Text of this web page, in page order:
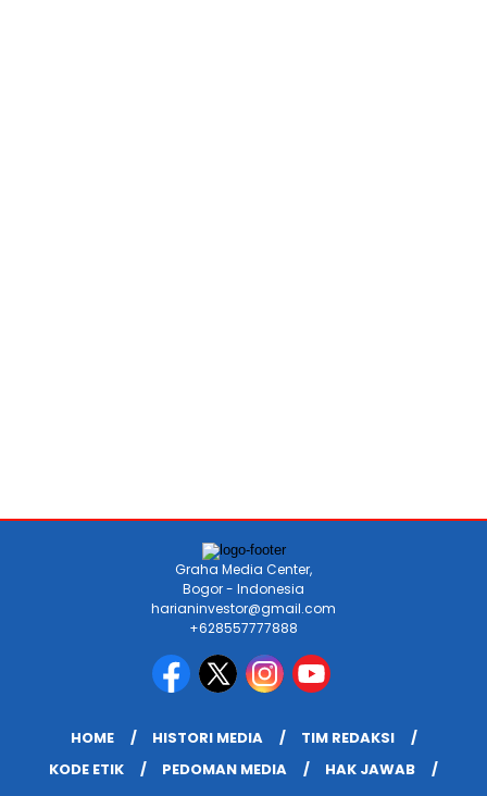
Graha Media Center,
Bogor - Indonesia
harianinvestor@gmail.com
+628557777888
HOME HISTORI MEDIA
TIM REDAKSI
KODE ETIK
PEDOMAN MEDIA
HAK JAWAB